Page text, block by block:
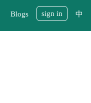
Blogs sign in 中